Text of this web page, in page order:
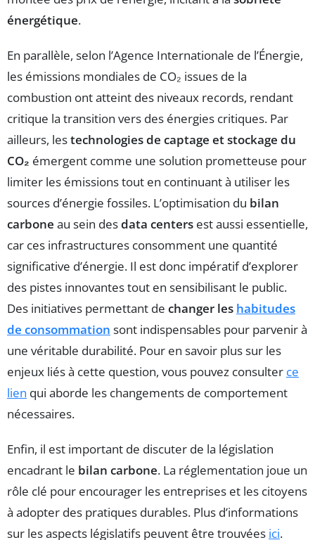
énergétique.
En parallèle, selon l’Agence Internationale de l’Énergie,
les émissions mondiales de CO₂ issues de la
combustion ont atteint des niveaux records, rendant
critique la transition vers des énergies critiques. Par
ailleurs, lestechnologies de captage et stockage du
CO₂ émergent comme une solution prometteuse pour
limiter les émissions tout en continuant à utiliser les
sources d’énergie fossiles. L’optimisation du bilan
carbone au sein desdata centers est aussi essentielle,
car ces infrastructures consomment une quantité
significative d’énergie. Il est donc impératif d’explorer
des pistes innovantes tout en sensibilisant le public.
Des initiatives permettant de changer les habitudes
de consommation sont indispensables pour parvenir à
une véritable durabilité. Pour en savoir plus sur les
enjeux liés à cette question, vous pouvez consulter ce
lien qui aborde les changements de comportement
nécessaires.
Enfin, il est important de discuter de la législation
encadrant le bilan carbone. La réglementation joue un
rôle clé pour encourager les entreprises et les citoyens
à adopter des pratiques durables. Plus d’informations
sur les aspects législatifs peuvent être trouvées ici.